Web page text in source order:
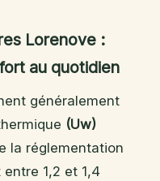
Lorenove :
au quotidien
généralement
(Uw)
la réglementation
1,2 et 1,4